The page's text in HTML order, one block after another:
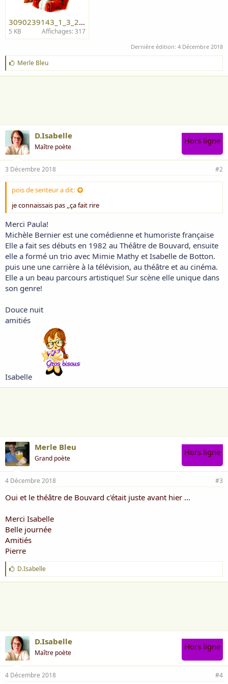
3090239143_1_3_25SUXe9V.gif
5 KB Affichages: 317
Dernière édition: 4 Décembre 2018
J
'
a
Merle Bleu
D.Isabelle
Maître poète
Hors ligne
3 Décembre 2018 #2
pois de senteur a dit:
je connaissais pas ,,ça fait rire
Merci Paula!
Michèle Bernier est une comédienne et humoriste française
Elle a fait ses débuts en 1982 au Théâtre de Bouvard, ensuite
elle a formé un trio avec Mimie Mathy et Isabelle de Botton.
puis une une carrière à la télévision, au théâtre et au cinéma.
Elle a un beau parcours artistique! Sur scène elle unique dans
son genre!
Douce nuit
amitiés
Isabelle
Merle Bleu
Grand poète
Hors ligne
4 Décembre 2018 #3
Oui et le théâtre de Bouvard c'était juste avant hier ...
Merci Isabelle
Belle journée
Amitiés
Pierre
J
'
a
D.Isabelle
D.Isabelle
Maître poète
Hors ligne
4 Décembre 2018 #4